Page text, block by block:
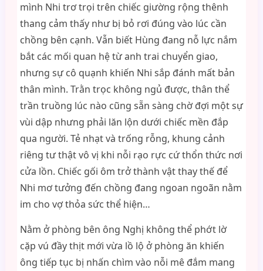
mình Nhi trơ trọi trên chiếc giường rộng thênh
thang cảm thấy như bị bỏ rơi đúng vào lúc cần
chồng bên cạnh. Vẫn biết Hùng đang nỗ lực nắm
bắt các mối quan hệ từ anh trai chuyển giao,
nhưng sự cô quạnh khiến Nhi sắp đánh mất bản
thân mình. Trằn trọc không ngủ được, thân thể
trần truồng lúc nào cũng sẵn sàng chờ đợi một sự
vùi dập nhưng phải lăn lộn dưới chiếc mền đắp
qua người. Tẻ nhạt và trống rỗng, khung cảnh
riêng tư thật vô vị khi nỗi rạo rực cứ thổn thức nơi
cửa lồn. Chiếc gối ôm trở thành vật thay thế để
Nhi mơ tưởng đến chồng đang ngoan ngoãn nằm
im cho vợ thỏa sức thể hiện…
Nằm ở phòng bên ông Nghị không thể phớt lờ
cặp vú đầy thịt mới vừa lồ lộ ở phòng ăn khiến
ông tiếp tục bị nhấn chìm vào nỗi mê đắm mang